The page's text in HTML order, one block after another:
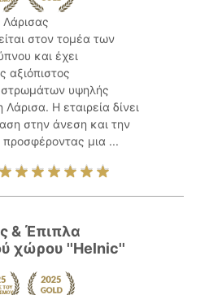
στον τομέα των
και έχει
αξιόπιστος
υψηλής
Λάρισα. Η εταιρεία δίνει
στην άνεση και την
προσφέροντας μια ...
& Έπιπλα
χώρου ''Helnic''